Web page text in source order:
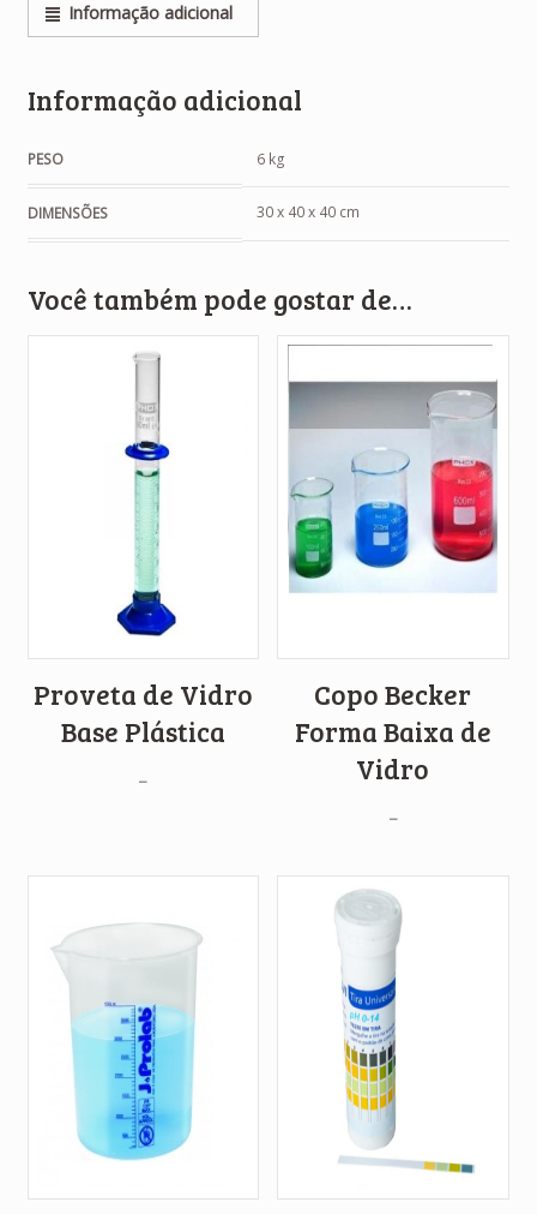
Informação adicional
Informação adicional
PESO 6 kg
DIMENSÕES 30 x 40 x 40 cm
Você também pode gostar de…
Proveta de Vidro
Base Plástica
–
Copo Becker
Forma Baixa de
Vidro
–